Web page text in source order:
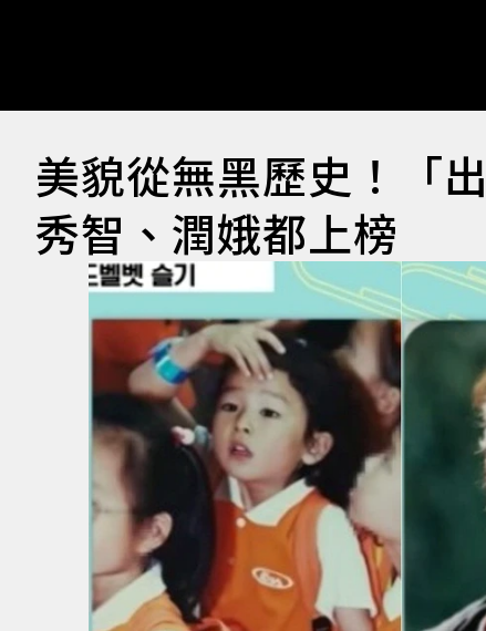
美貌從無黑歷史！「
秀智、潤娥都上榜